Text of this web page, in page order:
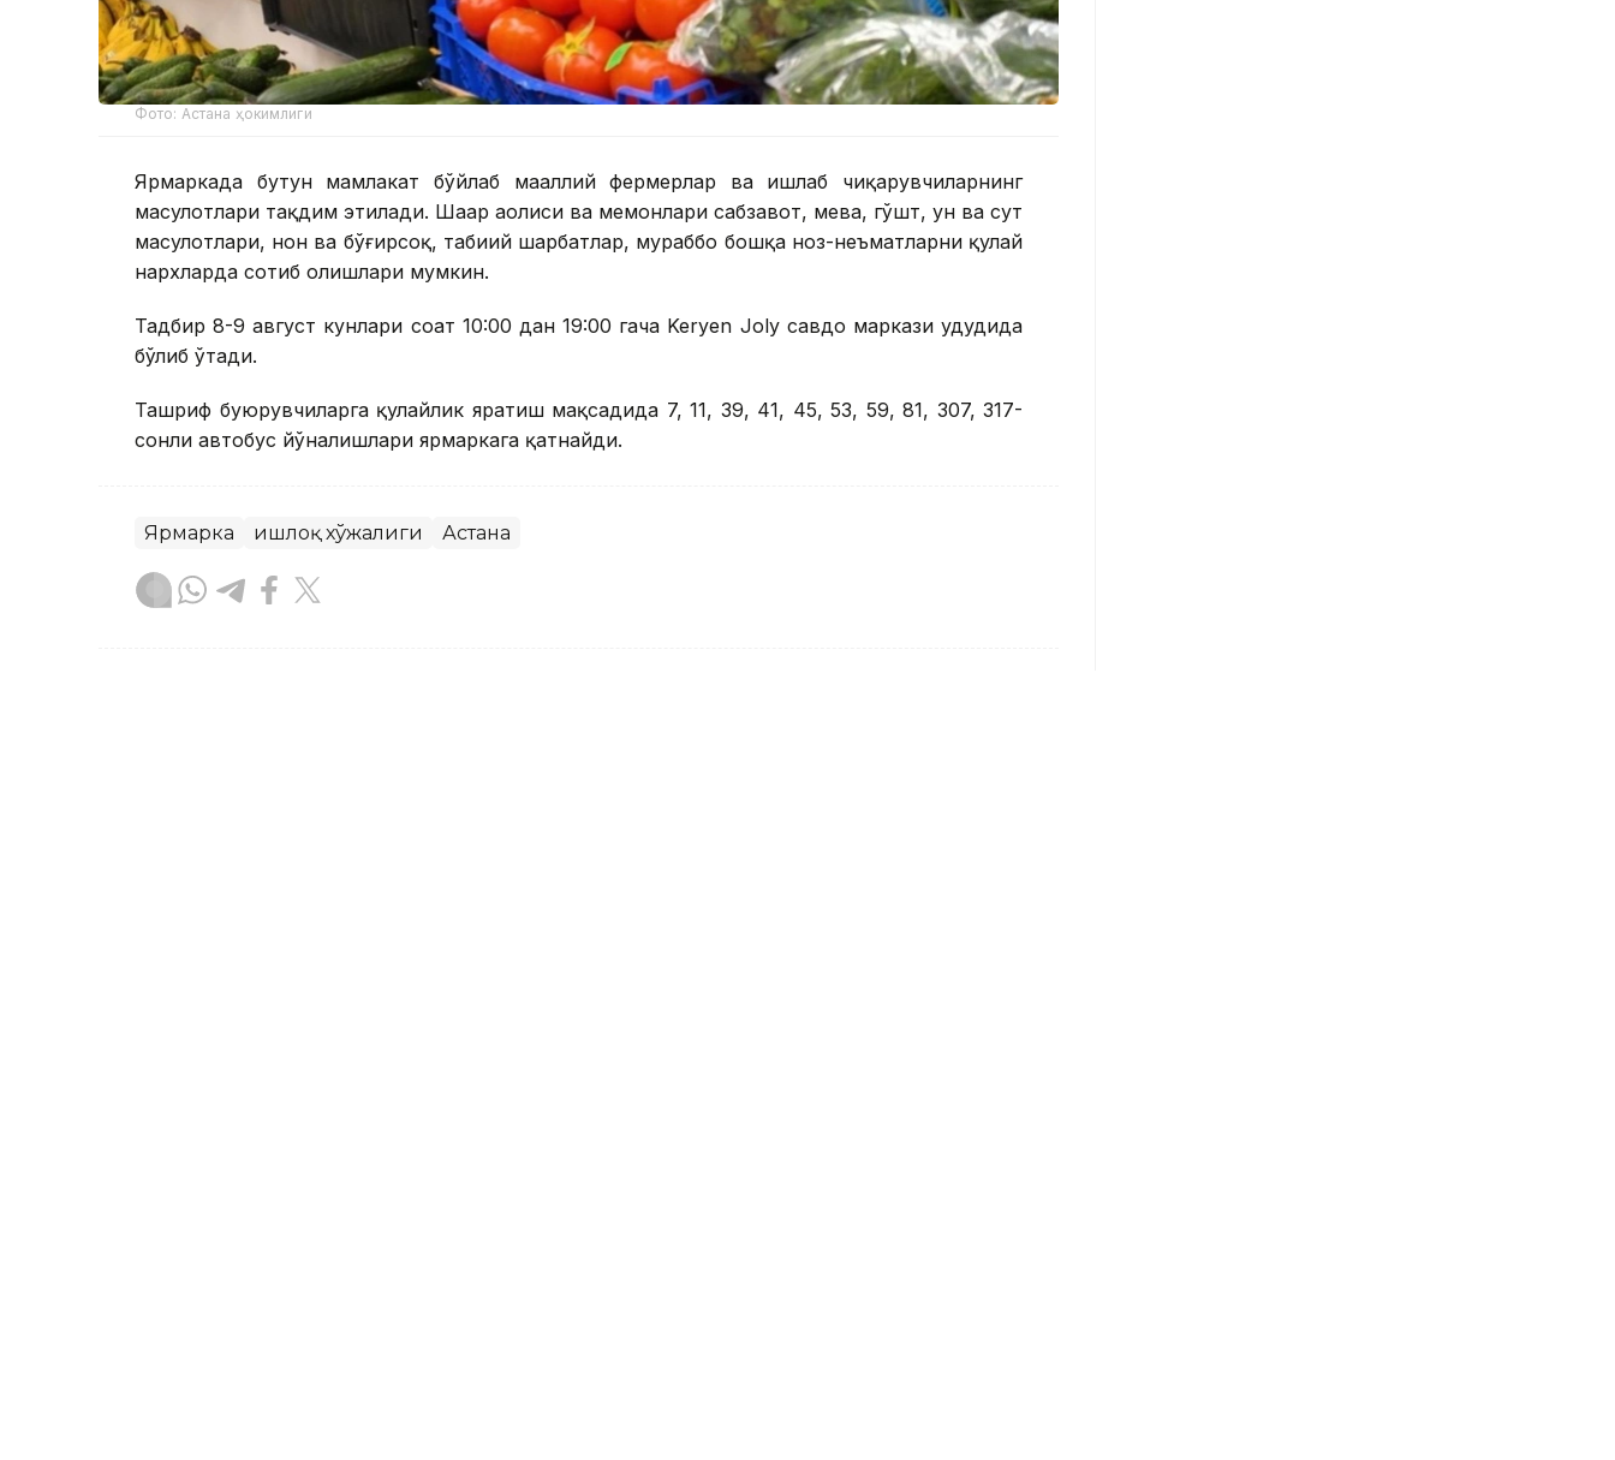
Фото: Астана ҳокимлиги
Ярмаркада бутун мамлакат бўйлаб маҳаллий фермерлар ва ишлаб чиқарувчиларнинг
маҳсулотлари тақдим этилади. Шаҳар аҳолиси ва меҳмонлари сабзавот, мева, гўшт, ун ва сут
маҳсулотлари, нон ва бўғирсоқ, табиий шарбатлар, мураббо бошқа ноз-неъматларни қулай
нархларда сотиб олишлари мумкин.
Тадбир 8-9 август кунлари соат 10:00 дан 19:00 гача Keryen Joly савдо маркази ҳудудида
бўлиб ўтади.
Ташриф буюрувчиларга қулайлик яратиш мақсадида 7, 11, 39, 41, 45, 53, 59, 81, 307, 317-
сонли автобус йўналишлари ярмаркага қатнайди.
Ярмарка Қишлоқ хўжалиги Астана